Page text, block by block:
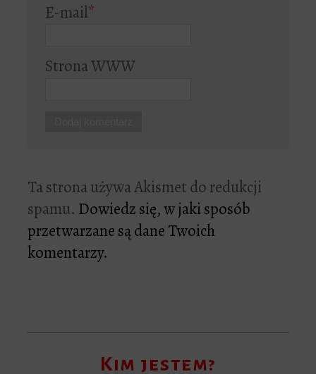
E-mail*
Strona WWW
Ta strona używa Akismet do redukcji
spamu. Dowiedz się, w jaki sposób
przetwarzane są dane Twoich
komentarzy.
Kim jestem?